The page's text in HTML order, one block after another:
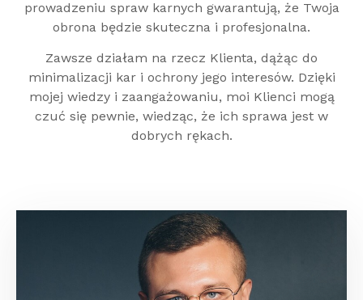
prowadzeniu spraw karnych gwarantują, że Twoja
obrona będzie skuteczna i profesjonalna.
Zawsze działam na rzecz Klienta, dążąc do
minimalizacji kar i ochrony jego interesów. Dzięki
mojej wiedzy i zaangażowaniu, moi Klienci mogą
czuć się pewnie, wiedząc, że ich sprawa jest w
dobrych rękach.